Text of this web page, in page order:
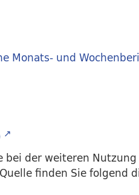
Monats- und
bei der weiteren
finden Sie folgend